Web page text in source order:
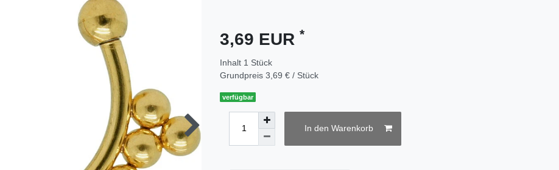
3,69 EUR *
Inhalt 1 Stück
Grundpreis 3,69 € / Stück
verfügbar
In den Warenkorb